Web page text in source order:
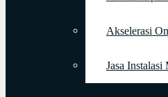
Akselerasi
Jasa